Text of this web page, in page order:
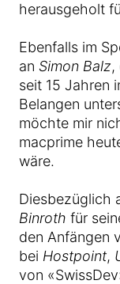
herausgeholt
Ebenfalls im
an Simon Balz,
seit 15 Jahren
Belangen
möchte mir
macprime
wäre.
Diesbezüglich
Binroth für
den Anfängen
bei Hostpoint,
von